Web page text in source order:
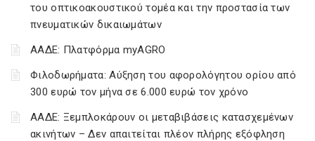
του οπτικοακουστικού τομέα και την προστασία των
πνευματικών δικαιωμάτων
ΑΑΔΕ: Πλατφόρμα myAGRO
Φιλοδωρήματα: Αύξηση του αφορολόγητου ορίου από
300 ευρώ τον μήνα σε 6.000 ευρώ τον χρόνο
ΑΑΔΕ: Ξεμπλοκάρουν οι μεταβιβάσεις κατασχεμένων
ακινήτων – Δεν απαιτείται πλέον πλήρης εξόφληση